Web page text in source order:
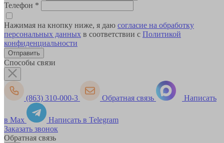
Телефон *
Нажимая на кнопку ниже, я даю согласие на обработку
персональных данных в соответствии с Политикой
конфиденциальности
Способы связи
(863) 310-000-3 Обратная связь Написать
в Max
Написать в Telegram
Заказать звонок
Обратная связь